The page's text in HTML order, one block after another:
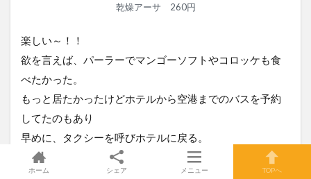
乾燥アーサ 260円
楽しい～！！
欲を言えば、パーラーでマンゴーソフトやコロッケも食
べたかった。
もっと居たかったけどホテルから空港までのバスを予約
してたのもあり
早めに、タクシーを呼びホテルに戻る。
ホーム シェア メニュー TOPへ